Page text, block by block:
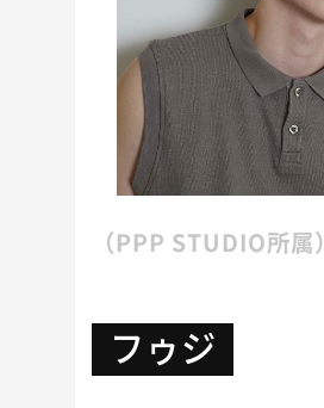
（PPP STUDIO所属）
フゥジ